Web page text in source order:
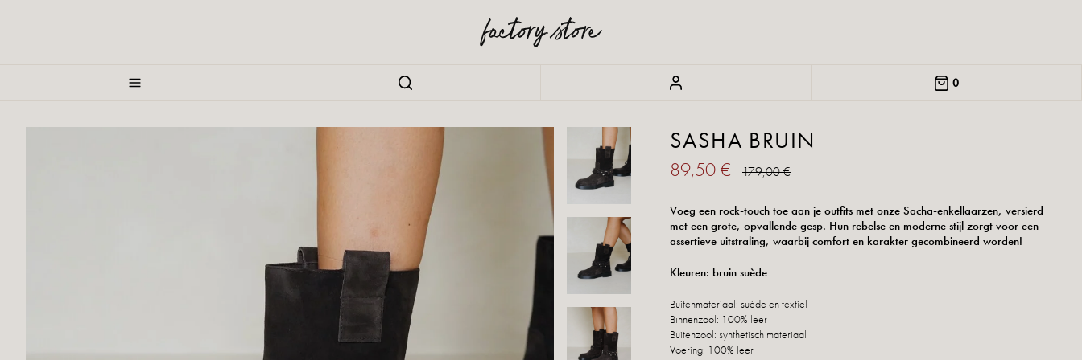
0
SASHA BRUIN
89,50 € 179,00 €
Voeg een rock-touch toe aan je outfits met onze Sacha-enkellaarzen, versierd
met een grote, opvallende gesp. Hun rebelse en moderne stijl zorgt voor een
assertieve uitstraling, waarbij comfort en karakter gecombineerd worden!
Kleuren: bruin suède
Buitenmateriaal: suède en textiel
Binnenzool: 100% leer
Buitenzool: synthetisch materiaal
Voering: 100% leer